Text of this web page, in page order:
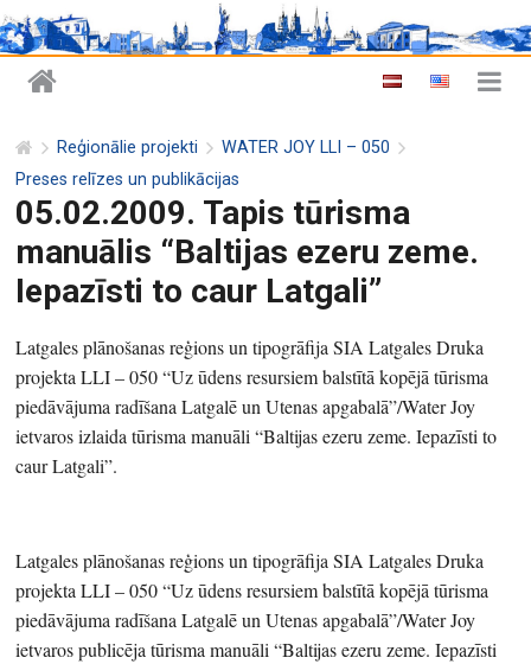
Reģionālie projekti
WATER JOY LLI – 050
Preses relīzes un publikācijas
05.02.2009. Tapis tūrisma
manuālis “Baltijas ezeru zeme.
Iepazīsti to caur Latgali”
Latgales plānošanas reģions un tipogrāfija SIA Latgales Druka
projekta LLI – 050 “Uz ūdens resursiem balstītā kopējā tūrisma
piedāvājuma radīšana Latgalē un Utenas apgabalā”/Water Joy
ietvaros izlaida tūrisma manuāli “Baltijas ezeru zeme. Iepazīsti to
caur Latgali”.
Latgales plānošanas reģions un tipogrāfija SIA Latgales Druka
projekta LLI – 050 “Uz ūdens resursiem balstītā kopējā tūrisma
piedāvājuma radīšana Latgalē un Utenas apgabalā”/Water Joy
ietvaros publicēja tūrisma manuāli “Baltijas ezeru zeme. Iepazīsti